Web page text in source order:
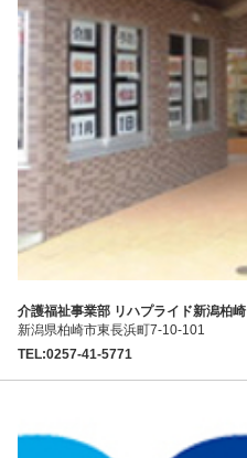
介護福祉事業部 リハプライド新潟柏崎
新潟県柏崎市東長浜町7-10-101
TEL:0257-41-5771